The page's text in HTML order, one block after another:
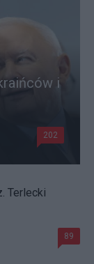
i
202
Terlecki
89